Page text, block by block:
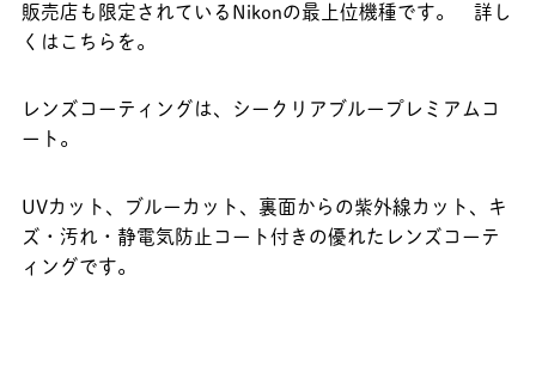
販売店も限定されているNikonの最上位機種です。 詳し
くはこちらを。
レンズコーティングは、シークリアブループレミアムコ
ート。
UVカット、ブルーカット、裏面からの紫外線カット、キ
ズ・汚れ・静電気防止コート付きの優れたレンズコーテ
ィングです。